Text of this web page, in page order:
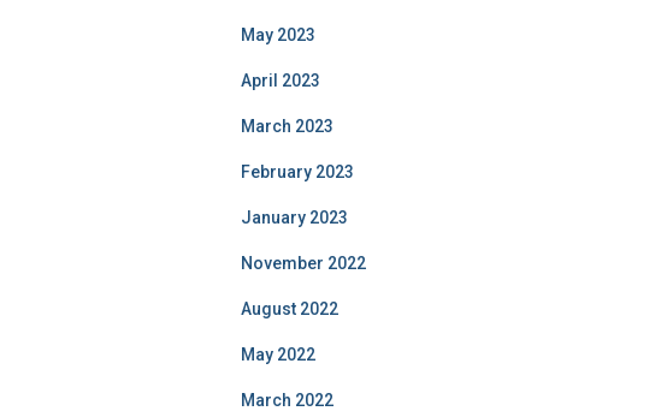
May 2023
April 2023
March 2023
February 2023
January 2023
November 2022
August 2022
May 2022
March 2022